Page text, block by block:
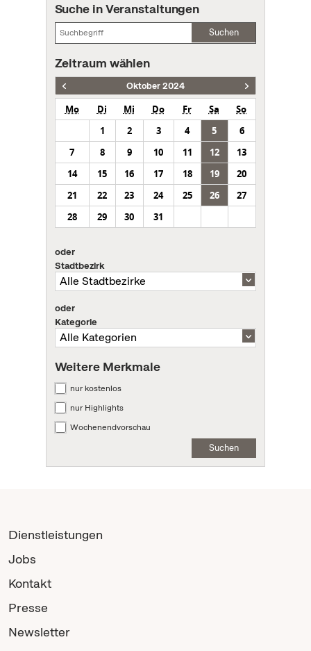
Suche in Veranstaltungen
Suchen
Zeitraum wählen
Oktober 2024
Mo Di Mi Do Fr Sa
So
1
2 3 4 5
6
7
8 9 10 11 12
13
14
15 16 17 18 19
20
21
22 23 24 25 26
27
28
29 30 31
oder
Stadtbezirk
oder
Kategorie
Weitere Merkmale
nur kostenlos
nur Highlights
Wochenendvorschau
Suchen
Dienstleistungen
Jobs
Kontakt
Presse
Newsletter